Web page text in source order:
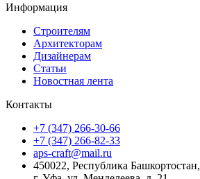
Информация
Строителям
Архитекторам
Дизайнерам
Статьи
Новостная лента
Контакты
+7 (347) 266-30-66
+7 (347) 266-82-33
aps-craft@mail.ru
450022, Республика Башкортостан,